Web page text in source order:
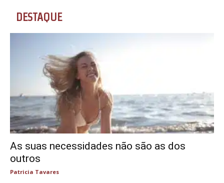
DESTAQUE
As suas necessidades não são as dos
outros
Patricia Tavares